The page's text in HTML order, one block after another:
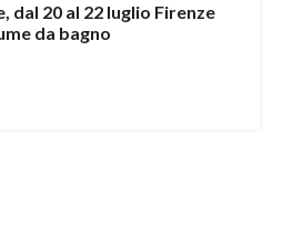
dal 20 al 22 luglio Firenze
da bagno